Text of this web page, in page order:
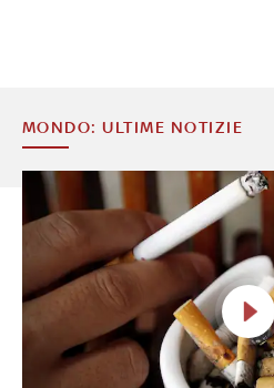
MONDO: ULTIME NOTIZIE